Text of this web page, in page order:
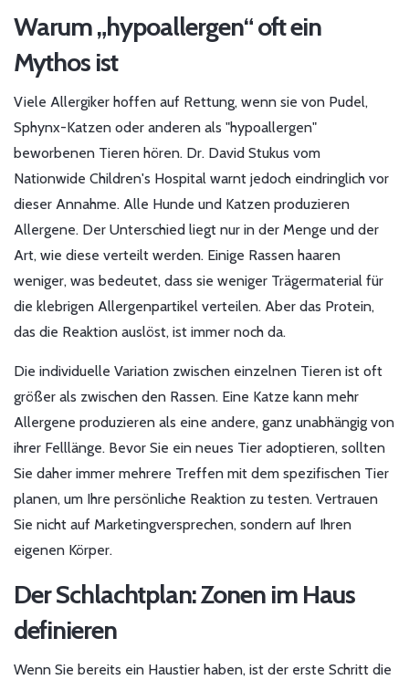
Warum „hypoallergen“ oft ein
Mythos ist
Viele Allergiker hoffen auf Rettung, wenn sie von Pudel,
Sphynx-Katzen oder anderen als "hypoallergen"
beworbenen Tieren hören. Dr. David Stukus vom
Nationwide Children's Hospital warnt jedoch eindringlich vor
dieser Annahme. Alle Hunde und Katzen produzieren
Allergene. Der Unterschied liegt nur in der Menge und der
Art, wie diese verteilt werden. Einige Rassen haaren
weniger, was bedeutet, dass sie weniger Trägermaterial für
die klebrigen Allergenpartikel verteilen. Aber das Protein,
das die Reaktion auslöst, ist immer noch da.
Die individuelle Variation zwischen einzelnen Tieren ist oft
größer als zwischen den Rassen. Eine Katze kann mehr
Allergene produzieren als eine andere, ganz unabhängig von
ihrer Felllänge. Bevor Sie ein neues Tier adoptieren, sollten
Sie daher immer mehrere Treffen mit dem spezifischen Tier
planen, um Ihre persönliche Reaktion zu testen. Vertrauen
Sie nicht auf Marketingversprechen, sondern auf Ihren
eigenen Körper.
Der Schlachtplan: Zonen im Haus
definieren
Wenn Sie bereits ein Haustier haben, ist der erste Schritt die